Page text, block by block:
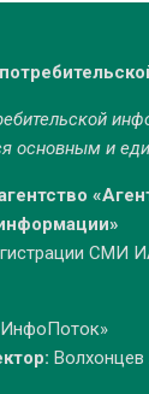
основным и